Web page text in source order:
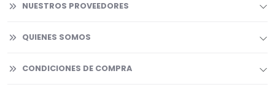
NUESTROS PROVEEDORES
QUIENES SOMOS
CONDICIONES DE COMPRA